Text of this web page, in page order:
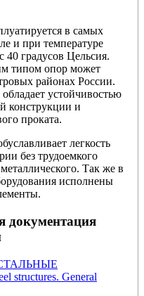
в самых
и при температуре
градусов Цельсия.
типом опор может
районах России.
устойчивостью
конструкции и
проката.
легкость
без трудоемкого
Так же в
исполнены
документация
General